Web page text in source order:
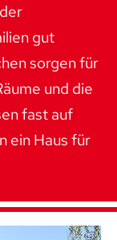
gut
sorgen für
und die
fast auf
ein Haus für